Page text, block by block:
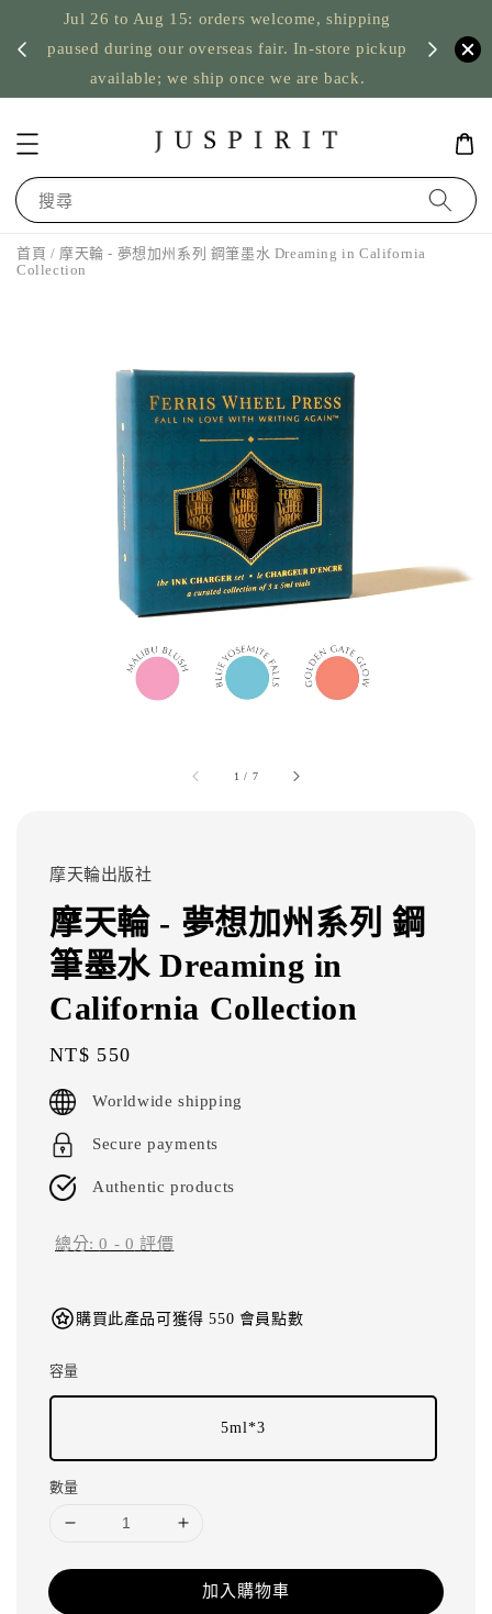
Jul 26 to Aug 15: orders welcome, shipping
paused during our overseas fair. In-store pickup
available; we ship once we are back.
US
搜尋
首頁 / 摩天輪 - 夢想加州系列 鋼筆墨水 Dreaming in California
Collection
1 / 7
摩天輪出版社
摩天輪 - 夢想加州系列 鋼
筆墨水 Dreaming in
California Collection
Regular
price
NT$ 550
Worldwide shipping
Secure payments
Authentic products
總分:0 - 0 評價
購買此產品可獲得 550 會員點數
容量
5ml*3
數量
加入購物車